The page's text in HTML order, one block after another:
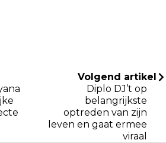
Volgend artikel
Diplo DJ’t op
belangrijkste
optreden van zijn
leven en gaat ermee
viraal